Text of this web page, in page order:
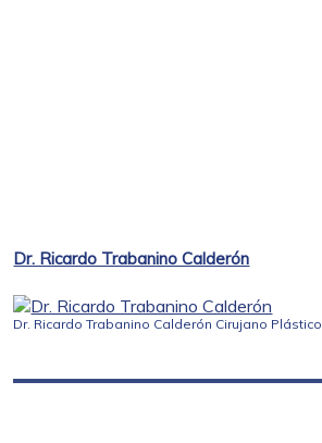
Dr. Ricardo Trabanino Calderón
Dr. Ricardo Trabanino Calderón Cirujano Plástico